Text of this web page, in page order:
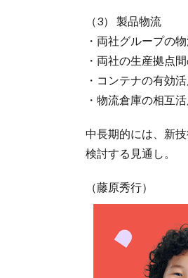
（3） 製品物流
・両社グループの
・両社の生産拠点
・コンテナの有効
・物流倉庫の相互
中長期的には、新
検討する見通し。
（藤原秀行）